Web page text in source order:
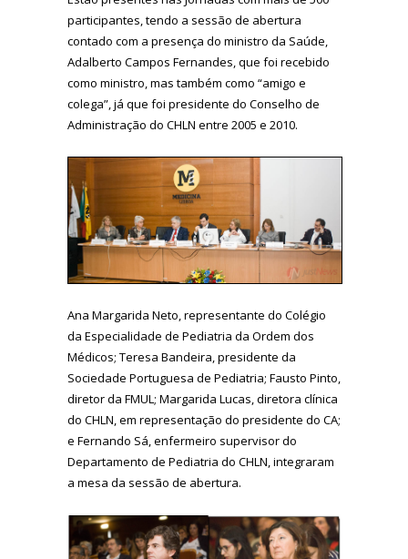
participantes, tendo a sessão de abertura
contado com a presença do ministro da Saúde,
Adalberto Campos Fernandes, que foi recebido
como ministro, mas também como “amigo e
colega”, já que foi presidente do Conselho de
Administração do CHLN entre 2005 e 2010.
Ana Margarida Neto, representante do Colégio
da Especialidade de Pediatria da Ordem dos
Médicos; Teresa Bandeira, presidente da
Sociedade Portuguesa de Pediatria; Fausto Pinto,
diretor da FMUL; Margarida Lucas, diretora clínica
do CHLN, em representação do presidente do CA;
e Fernando Sá, enfermeiro supervisor do
Departamento de Pediatria do CHLN, integraram
a mesa da sessão de abertura.